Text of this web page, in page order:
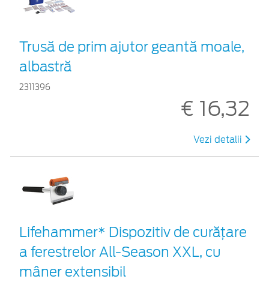
Trusă de prim ajutor geantă moale,
albastră
2311396
€ 16,32
Vezi detalii
Lifehammer* Dispozitiv de curățare
a ferestrelor All-Season XXL, cu
mâner extensibil